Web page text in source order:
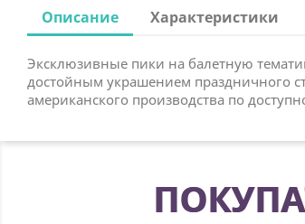
Описание Характеристики
Эксклюзивные пики на балетную
достойным украшением праздничного
американского производства по